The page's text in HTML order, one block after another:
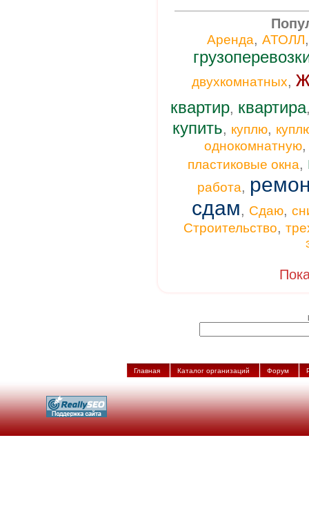
Аренда, АТОЛЛ
двухкомнатных,
квартир, квартира
купить, куплю,
однокомнатную
пластиковые окна,
работа,
сдам, Сдаю,
Строительство,
Главная Каталог организаций Форум